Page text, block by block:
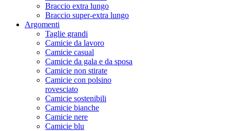
Braccio extra lungo
Braccio super-extra lungo
Argomenti
Taglie grandi
Camicie da lavoro
Camicie casual
Camicie da gala e da sposa
Camicie non stirate
Camicie con polsino
rovesciato
Camicie sostenibili
Camicie bianche
Camicie nere
Camicie blu